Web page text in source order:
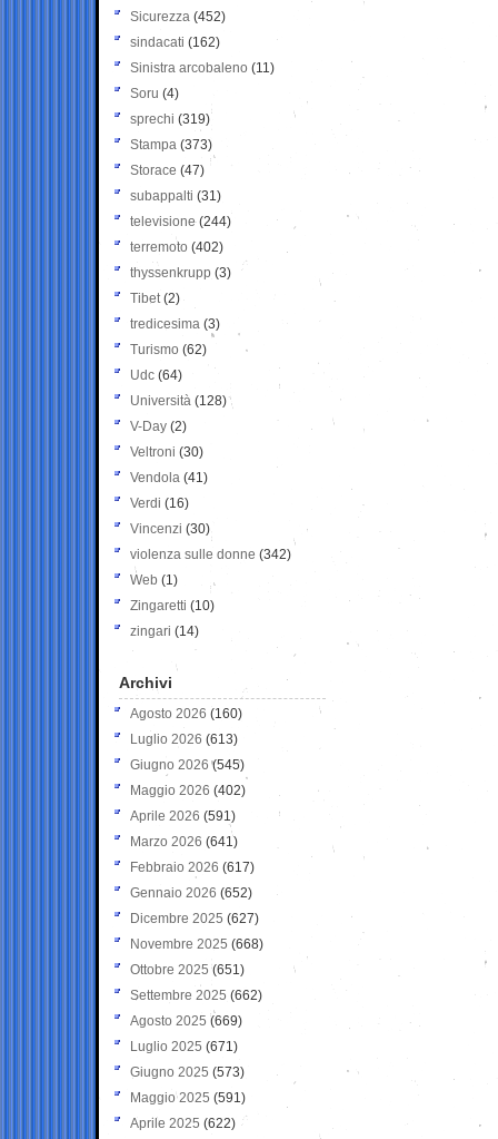
Sicurezza (452)
sindacati (162)
Sinistra arcobaleno (11)
Soru (4)
sprechi (319)
Stampa (373)
Storace (47)
subappalti (31)
televisione(244)
terremoto (402)
thyssenkrupp (3)
Tibet(2)
tredicesima (3)
Turismo (62)
Udc (64)
Università (128)
V-Day (2)
Veltroni (30)
Vendola (41)
Verdi (16)
Vincenzi (30)
violenza sulle donne (342)
Web (1)
Zingaretti (10)
zingari (14)
Archivi
Agosto 2026 (160)
Luglio 2026 (613)
Giugno 2026 (545)
Maggio 2026 (402)
Aprile 2026 (591)
Marzo 2026 (641)
Febbraio 2026 (617)
Gennaio 2026 (652)
Dicembre 2025 (627)
Novembre 2025 (668)
Ottobre 2025 (651)
Settembre 2025 (662)
Agosto 2025 (669)
Luglio 2025 (671)
Giugno 2025 (573)
Maggio 2025 (591)
Aprile 2025 (622)